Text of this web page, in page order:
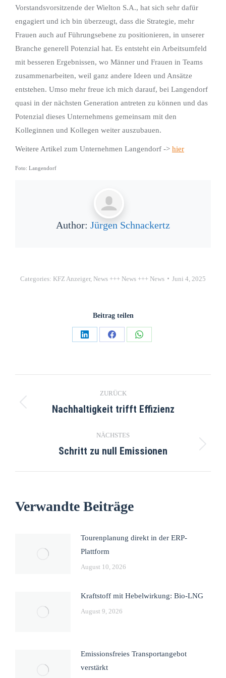
Vorstandsvorsitzende der Wielton S.A., hat sich sehr dafür
engagiert und ich bin überzeugt, dass die Strategie, mehr
Frauen auch auf Führungsebene zu positionieren, in unserer
Branche generell Potenzial hat. Es entsteht ein Arbeitsumfeld
mit besseren Ergebnissen, wo Männer und Frauen in Teams
zusammenarbeiten, weil ganz andere Ideen und Ansätze
entstehen. Umso mehr freue ich mich darauf, bei Langendorf
quasi in der nächsten Generation antreten zu können und das
Potenzial dieses Unternehmens gemeinsam mit den
Kolleginnen und Kollegen weiter auszubauen.
Weitere Artikel zum Unternehmen Langendorf -> hier
Foto: Langendorf
Author: Jürgen Schnackertz
Categories: KFZ Anzeiger, News +++ News +++ News Juni 4, 2025
Beitrag teilen
ZURÜCK
Nachhaltigkeit trifft Effizienz
NÄCHSTES
Schritt zu null Emissionen
Verwandte Beiträge
Tourenplanung direkt in der ERP-
Plattform
August 10, 2026
Kraftstoff mit Hebelwirkung: Bio-LNG
August 9, 2026
Emissionsfreies Transportangebot
verstärkt